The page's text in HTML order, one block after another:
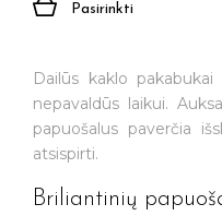
Pasirinkti
Dailūs kaklo
nepavaldūs laikui.
papuošalus paverčia
atsispirti.
Briliantinių